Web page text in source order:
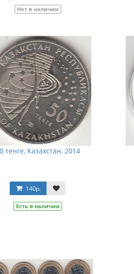
Нет в наличии
тенге, Казахстан, 2014
140р.
Есть в наличии